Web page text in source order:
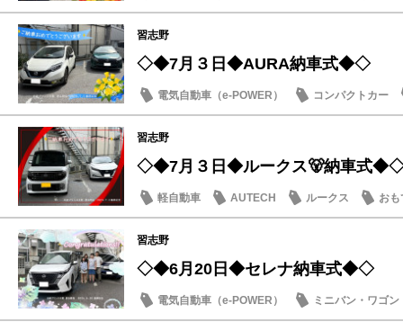
習志野
◇◆7月３日◆AURA納車式◆◇
電気自動車（e-POWER）
コンパクトカー
納車式
習志野
◇◆7月３日◆ルークス🐻納車式
軽自動車 AUTECH ルークス おも
習志野
◇◆6月20日◆セレナ納車式◆◇
電気自動車（e-POWER）
ミニバン・ワゴン
納車式